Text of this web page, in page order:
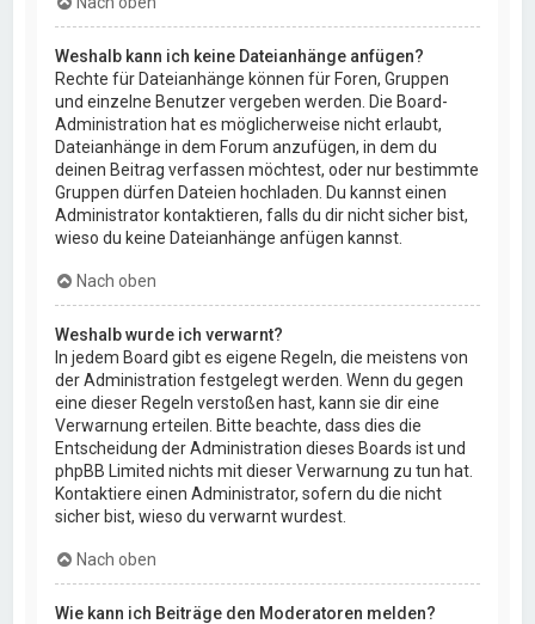
Weshalb kann ich keine Dateianhänge anfügen?
Rechte für Dateianhänge können für Foren, Gruppen
und einzelne Benutzer vergeben werden. Die Board-
Administration hat es möglicherweise nicht erlaubt,
Dateianhänge in dem Forum anzufügen, in dem du
deinen Beitrag verfassen möchtest, oder nur bestimmte
Gruppen dürfen Dateien hochladen. Du kannst einen
Administrator kontaktieren, falls du dir nicht sicher bist,
wieso du keine Dateianhänge anfügen kannst.
Nach oben
Weshalb wurde ich verwarnt?
In jedem Board gibt es eigene Regeln, die meistens von
der Administration festgelegt werden. Wenn du gegen
eine dieser Regeln verstoßen hast, kann sie dir eine
Verwarnung erteilen. Bitte beachte, dass dies die
Entscheidung der Administration dieses Boards ist und
phpBB Limited nichts mit dieser Verwarnung zu tun hat.
Kontaktiere einen Administrator, sofern du die nicht
sicher bist, wieso du verwarnt wurdest.
Nach oben
Wie kann ich Beiträge den Moderatoren melden?